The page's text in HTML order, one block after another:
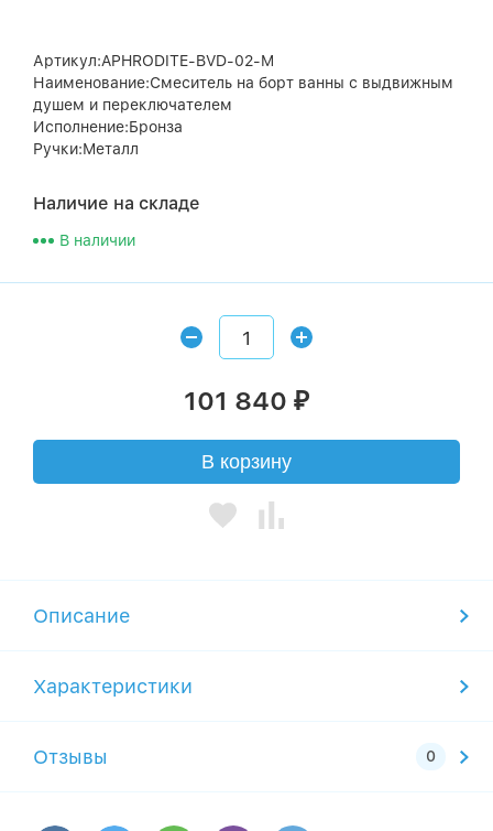
Артикул:APHRODITE-BVD-02-M
Наименование:Смеситель на борт ванны с выдвижным
душем и переключателем
Исполнение:Бронза
Ручки:Металл
Наличие на складе
В наличии
101 840 ₽
В корзину
Описание
Характеристики
Отзывы